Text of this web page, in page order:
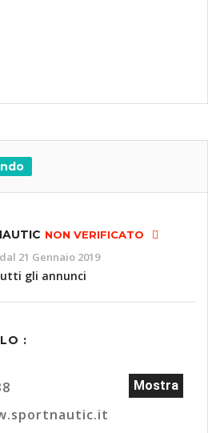
NON VERIFICATO
21 Gennaio 2019
gli annunci
:
Mostra